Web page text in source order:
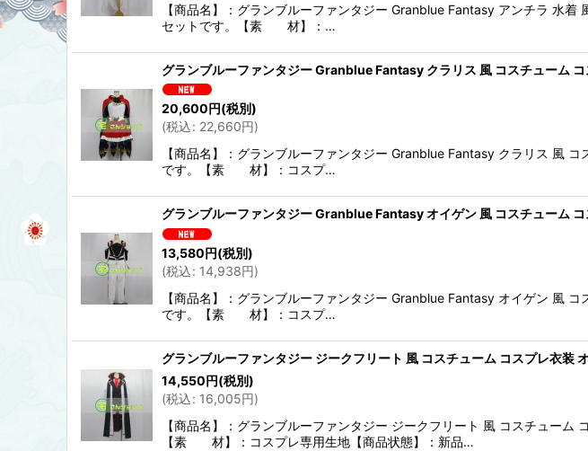
【商品名】：グランブルーファンタジー Granblue Fantasy アンチラ 水
セットです。【素 材】：…
グランブルーファンタジー Granblue Fantasy クラリス 風 コスチューム
20,600円(税別)
(税込: 22,660円)
【商品名】：グランブルーファンタジー Granblue Fantasy クラリス 風
です。【素 材】：コスプ…
グランブルーファンタジー Granblue Fantasy オイゲン 風 コスチューム
13,580円(税別)
(税込: 14,938円)
【商品名】：グランブルーファンタジー Granblue Fantasy オイゲン 風
です。【素 材】：コスプ…
グランブルーファンタジー ジークフリート 風 コスチューム コスプレ衣装
14,550円(税別)
(税込: 16,005円)
【商品名】：グランブルーファンタジー ジークフリート 風 コスチューム
【素 材】：コスプレ専用生地【商品状態】：新品…